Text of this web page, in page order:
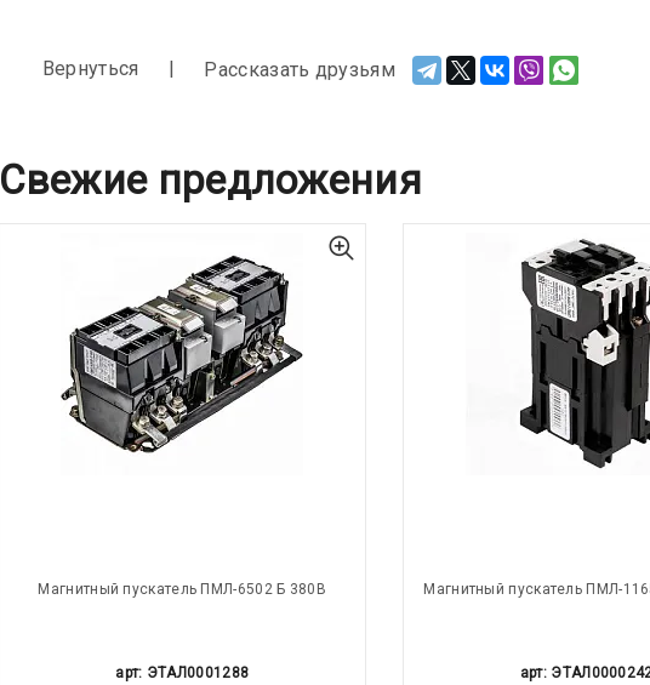
Вернуться Рассказать друзьям
Свежие предложения
Магнитный пускатель ПМЛ-6502 Б 380В
арт: ЭТАЛ0001288
Магнитный пускатель ПМЛ-
арт: